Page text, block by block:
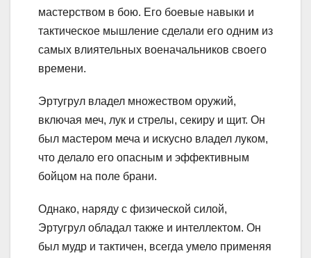
мастерством в бою. Его боевые навыки и
тактическое мышление сделали его одним из
самых влиятельных военачальников своего
времени.
Эртугрул владел множеством оружий,
включая меч, лук и стрелы, секиру и щит. Он
был мастером меча и искусно владел луком,
что делало его опасным и эффективным
бойцом на поле брани.
Однако, наряду с физической силой,
Эртугрул обладал также и интеллектом. Он
был мудр и тактичен, всегда умело применяя